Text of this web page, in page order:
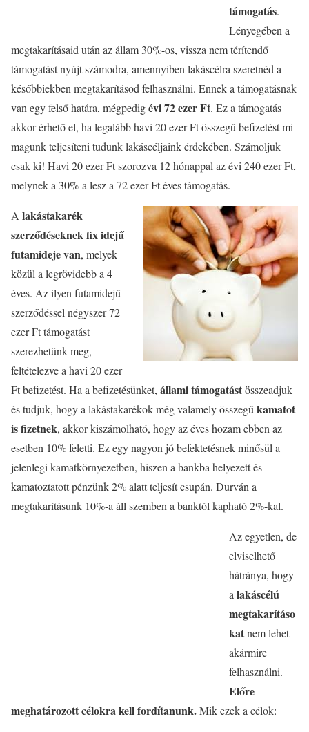
támogatás.
Lényegében a
megtakarításaid után az állam 30%-os, vissza nem térítendő
támogatást nyújt számodra, amennyiben lakáscélra szeretnéd a
későbbiekben megtakarításod felhasználni. Ennek a támogatásnak
van egy felső határa, mégpedigévi 72 ezer Ft. Ez a támogatás
akkor érhető el, ha legalább havi 20 ezer Ft összegű befizetést mi
magunk teljesíteni tudunk lakáscéljaink érdekében. Számoljuk
csak ki! Havi 20 ezer Ft szorozva 12 hónappal az évi 240 ezer Ft,
melynek a 30%-a lesz a 72 ezer Ft éves támogatás.
A lakástakarék
szerződéseknek fix idejű
futamideje van, melyek
közül a legrövidebb a 4
éves. Az ilyen futamidejű
szerződéssel négyszer 72
ezer Ft támogatást
szerezhetünk meg,
feltételezve a havi 20 ezer
Ft befizetést. Ha a befizetésünket, állami támogatástösszeadjuk
és tudjuk, hogy a lakástakarékok még valamely összegűkamatot
is fizetnek, akkor kiszámolható, hogy az éves hozam ebben az
esetben 10% feletti. Ez egy nagyon jó befektetésnek minősül a
jelenlegi kamatkörnyezetben, hiszen a bankba helyezett és
kamatoztatott pénzünk 2% alatt teljesít csupán. Durván a
megtakarításunk 10%-a áll szemben a banktól kapható 2%-kal.
Az egyetlen, de
elviselhető
hátránya, hogy
a lakáscélú
megtakarításo
katnem lehet
akármire
felhasználni.
Előre
meghatározott célokra kell fordítanunk.Mik ezek a célok: